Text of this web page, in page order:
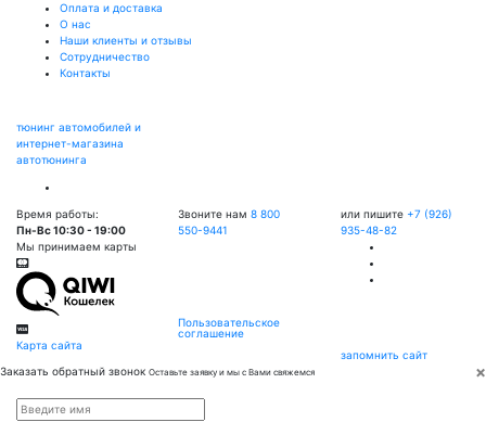
Оплата и доставка
О нас
Наши клиенты и отзывы
Сотрудничество
Контакты
тюнинг автомобилей и
интернет-магазина
автотюнинга
Время работы:
Пн-Вс 10:30 - 19:00
Мы принимаем карты
Карта сайта
Звоните нам 8 800
550-9441
Пользовательское
соглашение
или пишите +7 (926)
935-48-82
запомнить сайт
×
Заказать обратный звонок Оставьте заявку и мы с Вами свяжемся